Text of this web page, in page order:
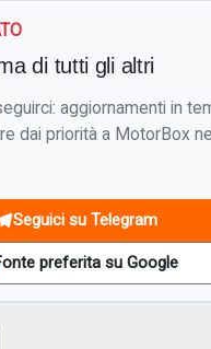
di tutti gli altri
aggiornamenti in
dai priorità a MotorBox
Seguici su Telegram
preferita su Google